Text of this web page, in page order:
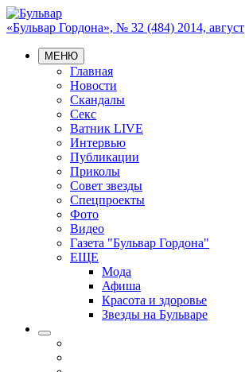
«Бульвар Гордона», № 32 (484) 2014, август
МЕНЮ
Главная
Новости
Скандалы
Секс
Ватник LIVE
Интервью
Публикации
Приколы
Совет звезды
Спецпроекты
Фото
Видео
Газета "Бульвар Гордона"
ЕЩЕ
Мода
Афиша
Красота и здоровье
Звезды на Бульваре